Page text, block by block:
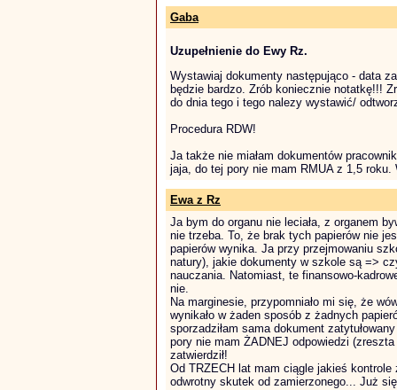
Gaba
Uzupełnienie do Ewy Rz.
Wystawiaj dokumenty następująco - data
będzie bardzo. Zrób koniecznie notatkę!!!
do dnia tego i tego nalezy wystawić/
Procedura RDW!
Ja także nie miałam dokumentów
jaja, do tej pory nie mam RMUA z 1,5
Ewa z Rz
Ja bym do organu nie leciała, z organem
nie trzeba. To, że brak tych papierów nie
papierów wynika. Ja przy przejmowaniu
natury), jakie dokumenty w szkole są =>
nauczania. Natomiast, te finansowo-
nie.
Na marginesie, przypomniało mi się, że
wynikało w żaden sposób z żadnych
sporzadziłam sama dokument
pory nie mam ŻADNEJ odpowiedzi
zatwierdził!
Od TRZECH lat mam ciągle jakieś kontrole
odwrotny skutek od zamierzonego... Już